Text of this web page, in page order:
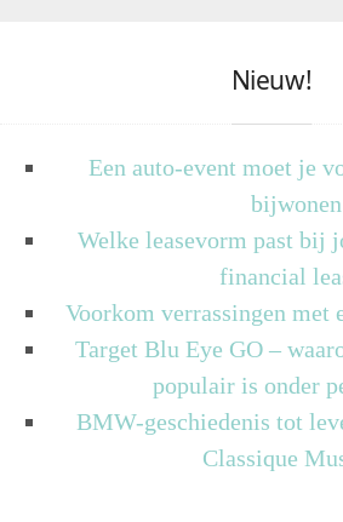
Nieuw!
Een auto-event moet je
bijwonen
Welke leasevorm past bij
financial
Voorkom verrassingen met
Target Blu Eye GO –
populair is onder
BMW-geschiedenis tot
Classique